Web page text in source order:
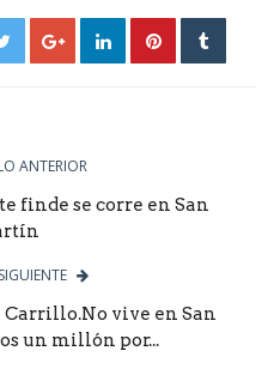
ANTERIOR
finde se corre en San
vive en San
un millón por...